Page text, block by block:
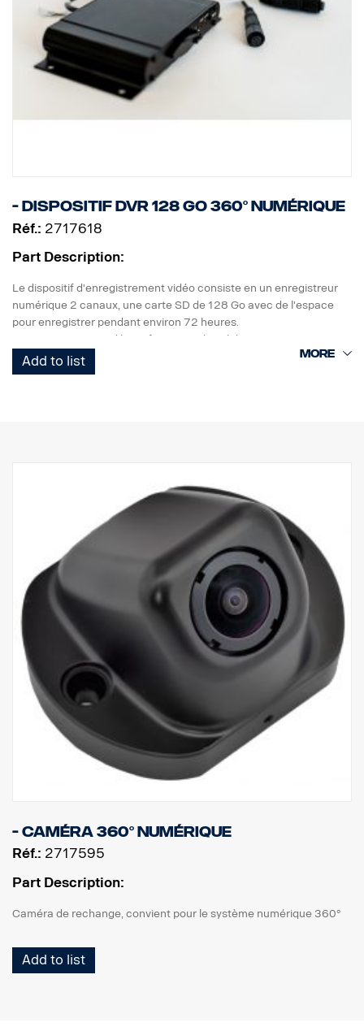
- Dispositif DVR 128 Go 360° numérique
Réf.: 2717618
Part Description:
Le dispositif d'enregistrement vidéo consiste en un enregistreur
numérique 2 canaux, une carte SD de 128 Go avec de l'espace
pour enregistrer pendant environ 72 heures.
L'enregistrement vidéo se fait en mode vol d'oiseau.
Vérifiez que les dispositifs d'enregistrement sont autorisés par les
Add to list
- Caméra 360° numérique
Réf.: 2717595
Part Description:
Caméra de rechange, convient pour le système numérique 360°
Add to list